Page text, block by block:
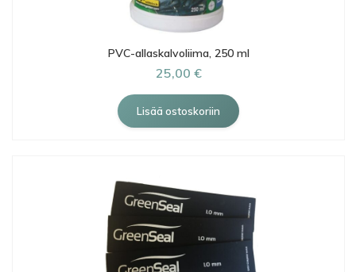
PVC-allaskalvoliima, 250 ml
25,00 €